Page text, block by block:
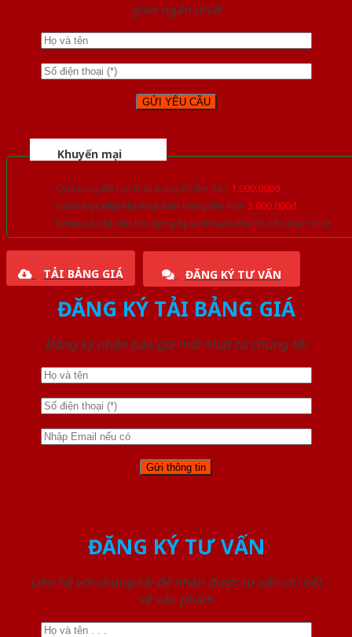
gian ngắn nhất
Khuyến mại
Quà tặng đồ nội thất trang trí lên đến 1.000.000đ
Giảm trực tiếp khi mua đơn hàng lớn hơn 3.000.000đ
Nhiều ưu đãi lớn khi đăng ký tài khoản thành viên thân thiết
TẢI BẢNG GIÁ ĐĂNG KÝ TƯ VẤN
ĐĂNG KÝ TẢI BẢNG GIÁ
Đăng ký nhận báo giá mới nhất từ chúng tôi
ĐĂNG KÝ TƯ VẤN
Liên hệ với chúng tôi để nhận được tư vấn chi tiết
về sản phẩm